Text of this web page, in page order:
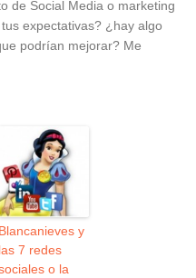
de Social Media o marketing
expectativas? ¿hay algo
podrían mejorar? Me
Blancanieves y
las 7 redes
o la